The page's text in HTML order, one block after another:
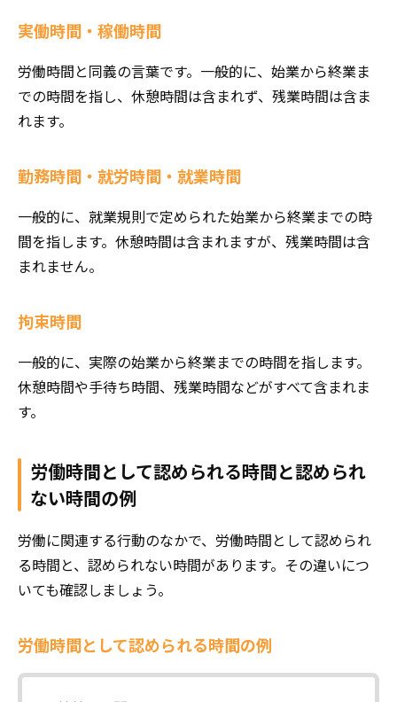
実働時間・稼働時間
労働時間と同義の言葉です。一般的に、始業から終業ま
での時間を指し、休憩時間は含まれず、残業時間は含ま
れます。
勤務時間・就労時間・就業時間
一般的に、就業規則で定められた始業から終業までの時
間を指します。休憩時間は含まれますが、残業時間は含
まれません。
拘束時間
一般的に、実際の始業から終業までの時間を指します。
休憩時間や手待ち時間、残業時間などがすべて含まれま
す。
労働時間として認められる時間と認められ
ない時間の例
労働に関連する行動のなかで、労働時間として認められ
る時間と、認められない時間があります。その違いにつ
いても確認しましょう。
労働時間として認められる時間の例